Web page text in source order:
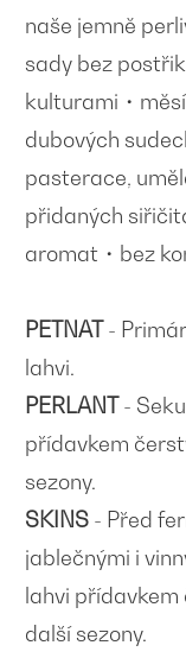
naše jemně
sady bez
kulturami・
dubových
pasterace,
přidaných
aromat・bez
PETNAT-
lahvi.
PERLANT-
přídavkem
sezony.
SKINS - Před
jablečnými i
lahvi
další sezony.